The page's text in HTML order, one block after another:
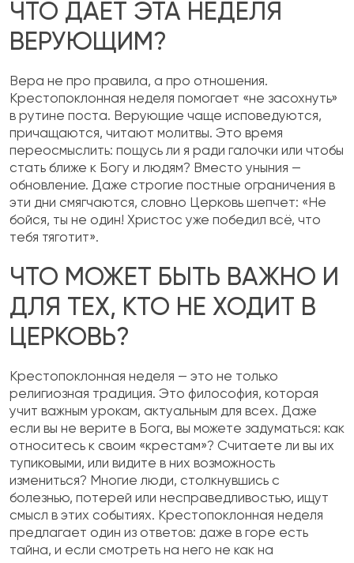
ЧТО ДАЕТ ЭТА НЕДЕЛЯ
ВЕРУЮЩИМ?
Вера не про правила, а про отношения.
Крестопоклонная неделя помогает «не засохнуть»
в рутине поста. Верующие чаще исповедуются,
причащаются, читают молитвы. Это время
переосмыслить: пощусь ли я ради галочки или чтобы
стать ближе к Богу и людям? Вместо уныния —
обновление. Даже строгие постные ограничения в
эти дни смягчаются, словно Церковь шепчет: «Не
бойся, ты не один! Христос уже победил всё, что
тебя тяготит».
ЧТО МОЖЕТ БЫТЬ ВАЖНО И
ДЛЯ ТЕХ, КТО НЕ ХОДИТ В
ЦЕРКОВЬ?
Крестопоклонная неделя — это не только
религиозная традиция. Это философия, которая
учит важным урокам, актуальным для всех. Даже
если вы не верите в Бога, вы можете задуматься: как
относитесь к своим «крестам»? Считаете ли вы их
тупиковыми, или видите в них возможность
измениться? Многие люди, столкнувшись с
болезнью, потерей или несправедливостью, ищут
смысл в этих событиях. Крестопоклонная неделя
предлагает один из ответов: даже в горе есть
тайна, и если смотреть на него не как на